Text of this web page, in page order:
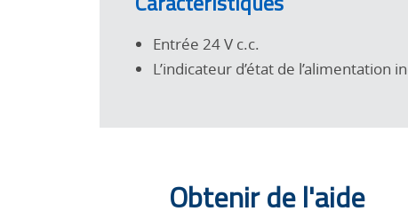
Entrée 24 V c.c.
L’indicateur d’état de l’alimentation
Obtenir de l'aide